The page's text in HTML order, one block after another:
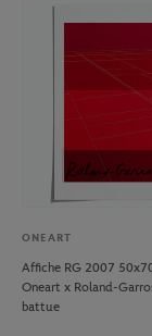
ONEART
Affiche RG 2007
Oneart x Roland-
battue